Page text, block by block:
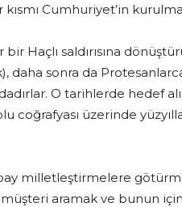
Cumhuriyet’in
Haçlı saldırısına
daha sonra da
O tarihlerde hedef
coğrafyası üzerinde
milletleştirmelere
aramak ve bunun